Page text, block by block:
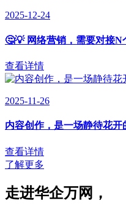
2025-12-24
🤔💡 网络营销，需要对接N
查看详情
2025-11-26
内容创作，是一场静待花开
查看详情
了解更多
走进华企万网 ，